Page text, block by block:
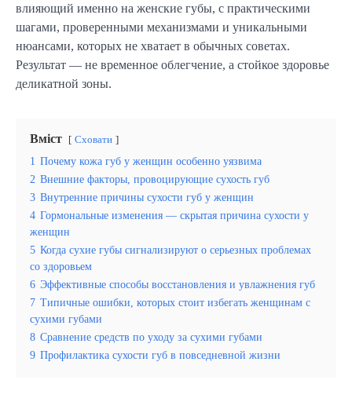
влияющий именно на женские губы, с практическими
шагами, проверенными механизмами и уникальными
нюансами, которых не хватает в обычных советах.
Результат — не временное облегчение, а стойкое здоровье
деликатной зоны.
Вміст Сховати
1 Почему кожа губ у женщин особенно уязвима
2 Внешние факторы, провоцирующие сухость губ
3 Внутренние причины сухости губ у женщин
4 Гормональные изменения — скрытая причина сухости у
женщин
5 Когда сухие губы сигнализируют о серьезных проблемах
со здоровьем
6 Эффективные способы восстановления и увлажнения губ
7 Типичные ошибки, которых стоит избегать женщинам с
сухими губами
8 Сравнение средств по уходу за сухими губами
9 Профилактика сухости губ в повседневной жизни